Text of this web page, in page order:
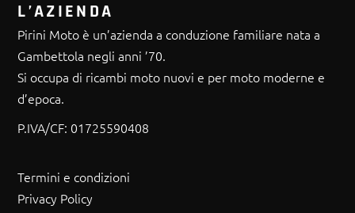
L’AZIENDA
Pirini Moto è un’azienda a conduzione familiare nata a
Gambettola negli anni ’70.
Si occupa di ricambi moto nuovi e per moto moderne e
d’epoca.
P.IVA/CF: 01725590408
Termini e condizioni
Privacy Policy